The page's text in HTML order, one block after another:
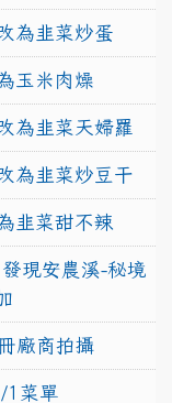
為韭菜炒蛋
玉米肉燥
為韭菜天婦羅
為韭菜炒豆干
韭菜甜不辣
現安農溪-秘境
廠商拍攝
1菜單